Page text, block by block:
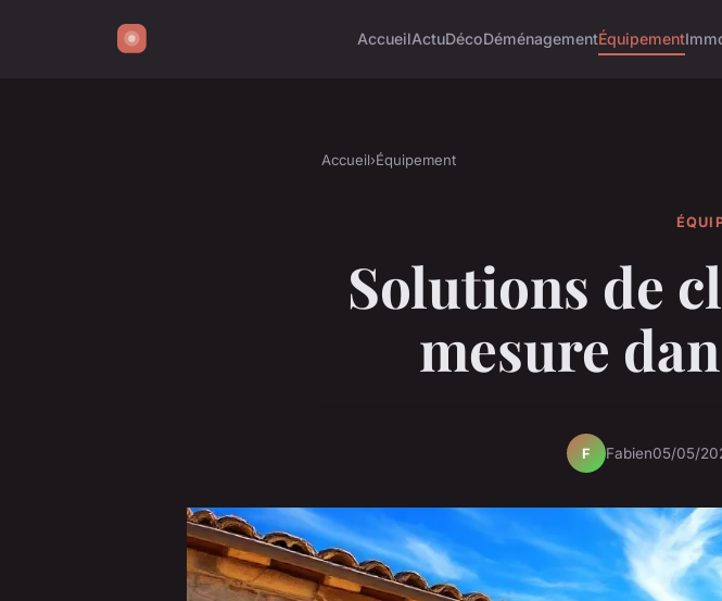
AccueilActuDécoDéménagementÉquipement
Accueil›Équipement
Solutions de
mesure
F Fabien05/05/